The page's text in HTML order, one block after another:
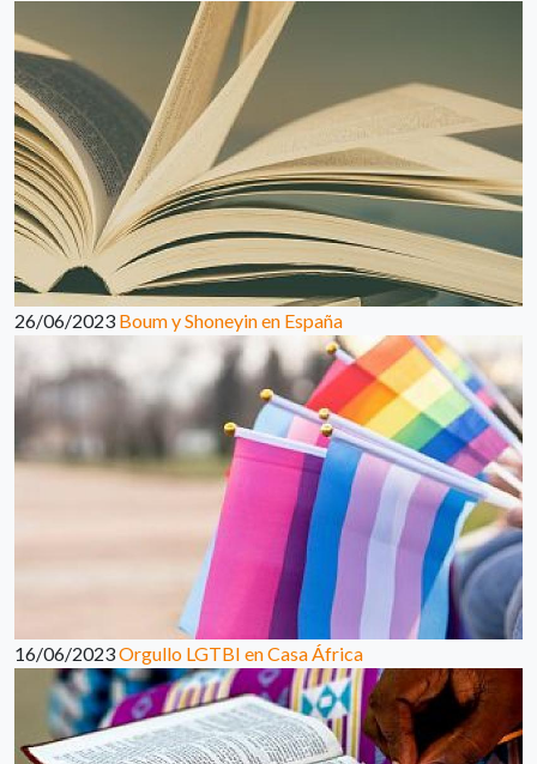
26/06/2023 Boum y Shoneyin en España
16/06/2023Orgullo LGTBI en Casa África